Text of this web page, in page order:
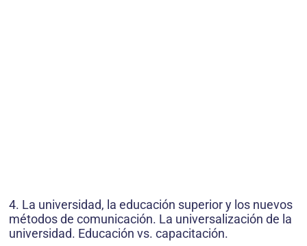
4. La universidad, la educación superior y los nuevos
métodos de comunicación. La universalización de la
universidad. Educación vs. capacitación.